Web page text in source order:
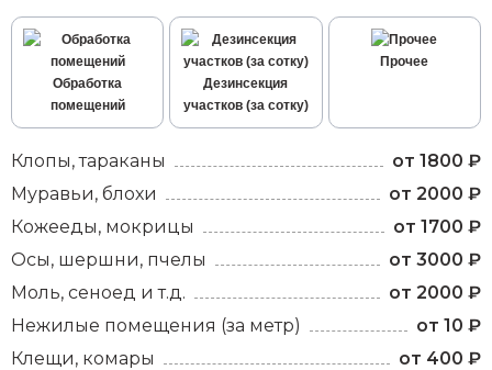
Обработка
помещений
Дезинсекция
участков (за сотку)
Прочее
Клопы, тараканы
от 1800 ₽
Муравьи, блохи
от 2000 ₽
Кожееды, мокрицы
от 1700 ₽
Осы, шершни, пчелы
от 3000 ₽
Моль, сеноед и т.д.
от 2000 ₽
Нежилые помещения (за метр)
от 10 ₽
Клещи, комары
от 400 ₽